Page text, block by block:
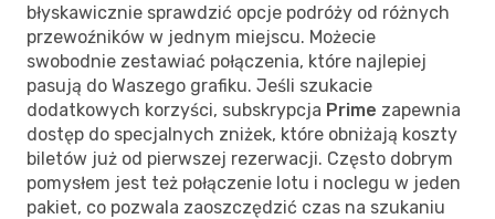
błyskawicznie sprawdzić opcje podróży od różnych
przewoźników w jednym miejscu. Możecie
swobodnie zestawiać połączenia, które najlepiej
pasują do Waszego grafiku. Jeśli szukacie
dodatkowych korzyści, subskrypcja Prime zapewnia
dostęp do specjalnych zniżek, które obniżają koszty
biletów już od pierwszej rezerwacji. Często dobrym
pomysłem jest też połączenie lotu i noclegu w jeden
pakiet, co pozwala zaoszczędzić czas na szukaniu